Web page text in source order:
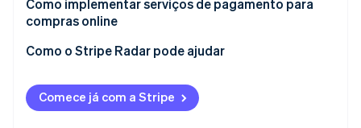
Estabelecer um sistema interno de gestão robusto
Como implementar serviços de pagamento para
compras online
Como o Stripe Radar pode ajudar
Comece já com a Stripe